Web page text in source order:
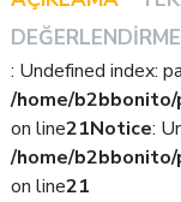
: Undefined index:
/home/
on line21Notice:
/home/
on line21